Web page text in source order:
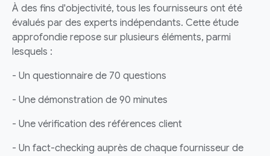
À des fins d'objectivité, tous les fournisseurs ont été
évalués par des experts indépendants. Cette étude
approfondie repose sur plusieurs éléments, parmi
lesquels :
- Un questionnaire de 70 questions
- Une démonstration de 90 minutes
- Une vérification des références client
- Un fact-checking auprès de chaque fournisseur de